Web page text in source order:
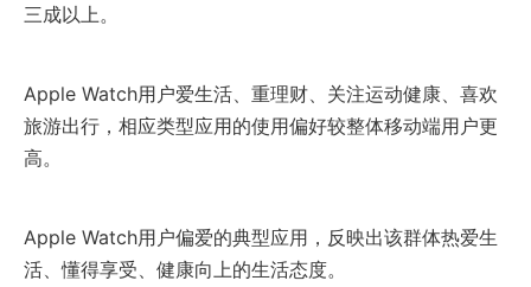
三成以上。
Apple Watch用户爱生活、重理财、关注运动健康、喜欢
旅游出行，相应类型应用的使用偏好较整体移动端用户更
高。
Apple Watch用户偏爱的典型应用，反映出该群体热爱生
活、懂得享受、健康向上的生活态度。